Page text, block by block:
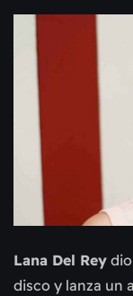
Lana Del Rey
disco y lanza un